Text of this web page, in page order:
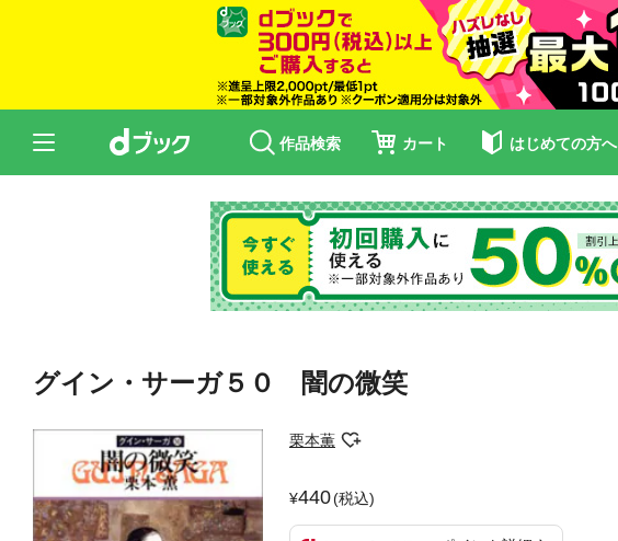
作品検索 カート はじめての方へ
グイン・サーガ５０ 闇の微笑
栗本薫
440(税込)